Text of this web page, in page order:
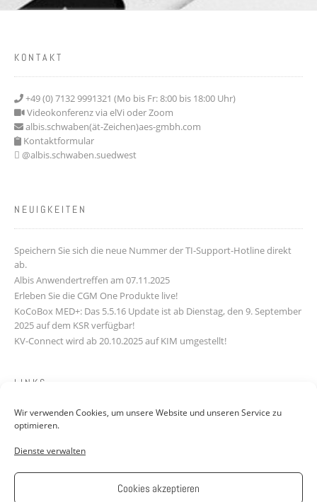
Wir verwenden Cookies, um unsere Website und unseren Service zu
optimieren.
Dienste verwalten
Cookies akzeptieren
KONTAKT
+49 (0) 7132 9991321 (Mo bis Fr: 8:00 bis 18:00 Uhr)
Videokonferenz via elVi oder Zoom
albis.schwaben(ät-Zeichen)aes-gmbh.com
Kontaktformular
@albis.schwaben.suedwest
NEUIGKEITEN
Speichern Sie sich die neue Nummer der TI-Support-Hotline direkt
ab.
Albis Anwendertreffen am 07.11.2025
Erleben Sie die CGM One Produkte live!
KoCoBox MED+: Das 5.5.16 Update ist ab Dienstag, den 9. September
2025 auf dem KSR verfügbar!
KV-Connect wird ab 20.10.2025 auf KIM umgestellt!
LINKS
Downloads
FAQ
Jobs: Werde Teil unseres Teams!